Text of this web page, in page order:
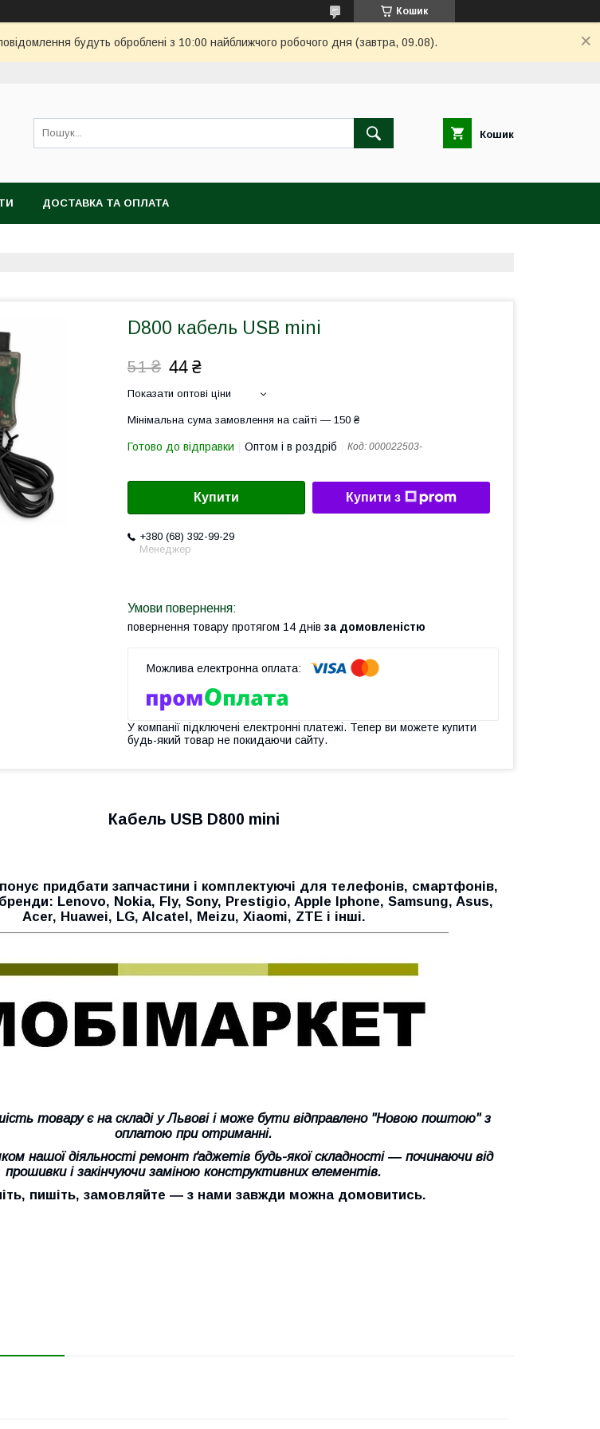
Кошик
будуть оброблені з 10:00 найближчого робочого дня (завтра, 09.08).
Кошик
ДОСТАВКА ТА ОПЛАТА
D800 кабель USB mini
51 ₴ 44 ₴
Показати оптові ціни
Мінімальна сума замовлення на сайті — 150 ₴
Готово до відправки Оптом і в роздріб Код: 000022503-
Купити Купити з
+380 (68) 392-99-29
Менеджер
повернення товару протягом 14 днів за домовленістю
У компанії підключені електронні платежі. Тепер ви можете купити
будь-який товар не покидаючи сайту.
Кабель USB D800 mini
придбати запчастини і комплектуючі для телефонів, смартфонів,
Lenovo, Nokia, Fly, Sony, Prestigio, Apple Iphone, Samsung, Asus,
Acer, Huawei, LG, Alcatel, Meizu, Xiaomi, ZTE і інші.
товару є на складі у Львові і може бути відправлено "Новою поштою" з
оплатою при отриманні.
нашої діяльності ремонт ґаджетів будь-якої складності ― починаючи від
прошивки і закінчуючи заміною конструктивних елементів.
пишіть, замовляйте ― з нами завжди можна домовитись.